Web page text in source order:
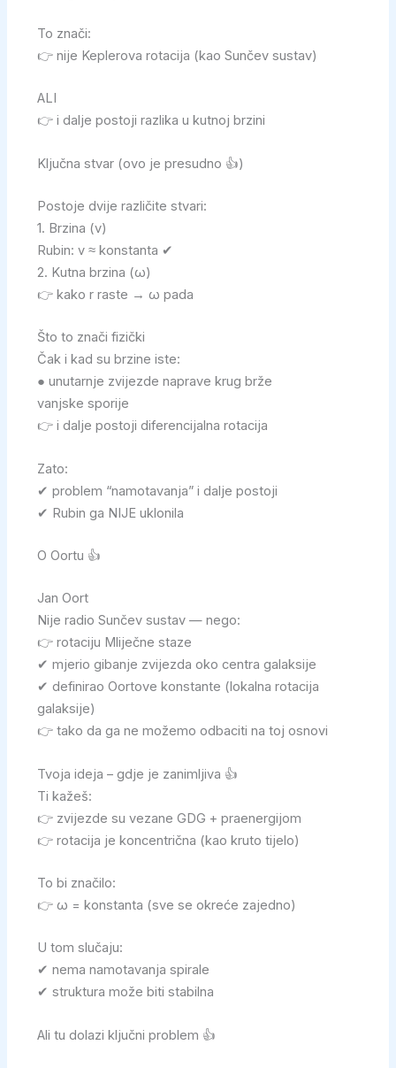
To znači:
👉 nije Keplerova rotacija (kao Sunčev sustav)
ALI
👉 i dalje postoji razlika u kutnoj brzini
Ključna stvar (ovo je presudno 👍)
Postoje dvije različite stvari:
1. Brzina (v)
Rubin: v ≈ konstanta ✔
2. Kutna brzina (ω)
👉 kako r raste → ω pada
Što to znači fizički
Čak i kad su brzine iste:
● unutarnje zvijezde naprave krug brže
vanjske sporije
👉 i dalje postoji diferencijalna rotacija
Zato:
✔ problem “namotavanja” i dalje postoji
✔ Rubin ga NIJE uklonila
O Oortu 👍
Jan Oort
Nije radio Sunčev sustav — nego:
👉 rotaciju Mliječne staze
✔ mjerio gibanje zvijezda oko centra galaksije
✔ definirao Oortove konstante (lokalna rotacija
galaksije)
👉 tako da ga ne možemo odbaciti na toj osnovi
Tvoja ideja – gdje je zanimljiva 👍
Ti kažeš:
👉 zvijezde su vezane GDG + praenergijom
👉 rotacija je koncentrična (kao kruto tijelo)
To bi značilo:
👉 ω = konstanta (sve se okreće zajedno)
U tom slučaju:
✔ nema namotavanja spirale
✔ struktura može biti stabilna
Ali tu dolazi ključni problem 👍